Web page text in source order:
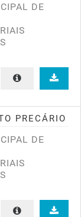
DE
PRECÁRIO
DE